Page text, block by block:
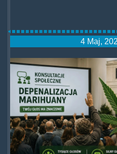
4 Maj,
publiczne-
konsultacje-
ws.-
depenalizacji-
marihuany.jpg